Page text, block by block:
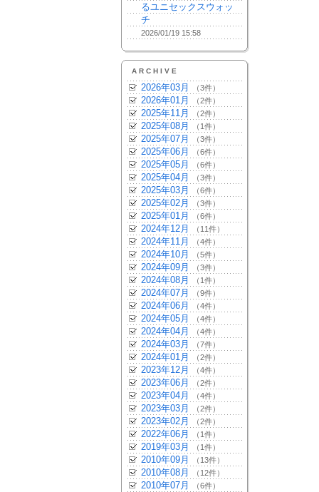
るユニセックスウォッ
チ
2026/01/19 15:58
ARCHIVE
2026年03月 （3件）
2026年01月 （2件）
2025年11月 （2件）
2025年08月 （1件）
2025年07月 （3件）
2025年06月 （6件）
2025年05月 （6件）
2025年04月 （3件）
2025年03月 （6件）
2025年02月 （3件）
2025年01月 （6件）
2024年12月 （11件）
2024年11月 （4件）
2024年10月 （5件）
2024年09月 （3件）
2024年08月 （1件）
2024年07月 （9件）
2024年06月 （4件）
2024年05月 （4件）
2024年04月 （4件）
2024年03月 （7件）
2024年01月 （2件）
2023年12月 （4件）
2023年06月 （2件）
2023年04月 （4件）
2023年03月 （2件）
2023年02月 （2件）
2022年06月 （1件）
2019年03月 （1件）
2010年09月 （13件）
2010年08月 （12件）
2010年07月 （6件）